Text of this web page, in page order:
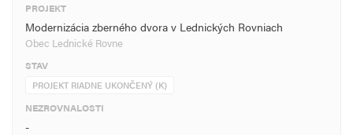
PROJEKT
Modernizácia zberného dvora v Lednických Rovniach
Obec Lednické Rovne
STAV
PROJEKT RIADNE UKONČENÝ (K)
NEZROVNALOSTI
-